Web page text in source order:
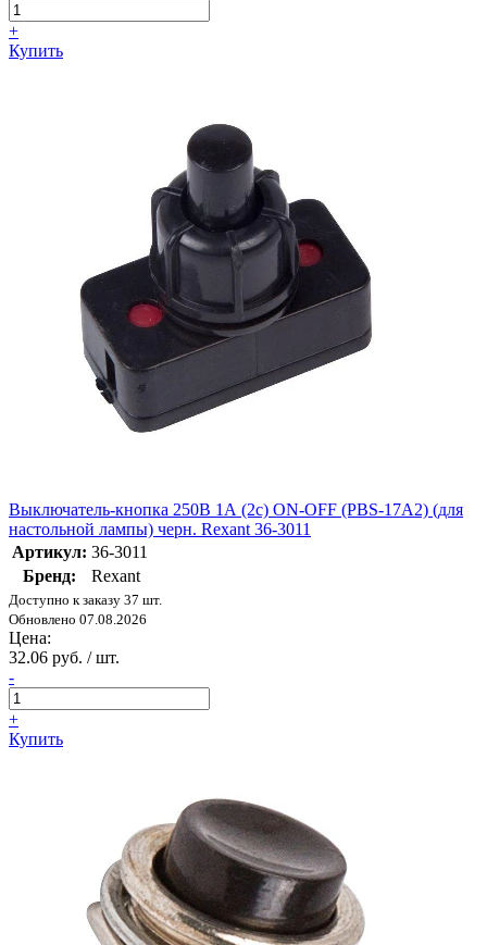
+
Купить
Выключатель-кнопка 250В 1А (2с) ON-OFF (PBS-17A2) (для
настольной лампы) черн. Rexant 36-3011
Артикул: 36-3011
Бренд:
Rexant
Доступно к заказу 37 шт.
Обновлено 07.08.2026
Цена:
32.06 руб. / шт.
-
+
Купить